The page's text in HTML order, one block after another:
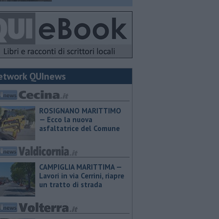
QUInews
ROSIGNANO MARITTIMO
— Ecco la nuova
asfaltatrice del Comune
CAMPIGLIA MARITTIMA —
Lavori in via Cerrini, riapre
un tratto di strada